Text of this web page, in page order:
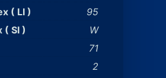
( LI )
95
( SI )
W
71
2